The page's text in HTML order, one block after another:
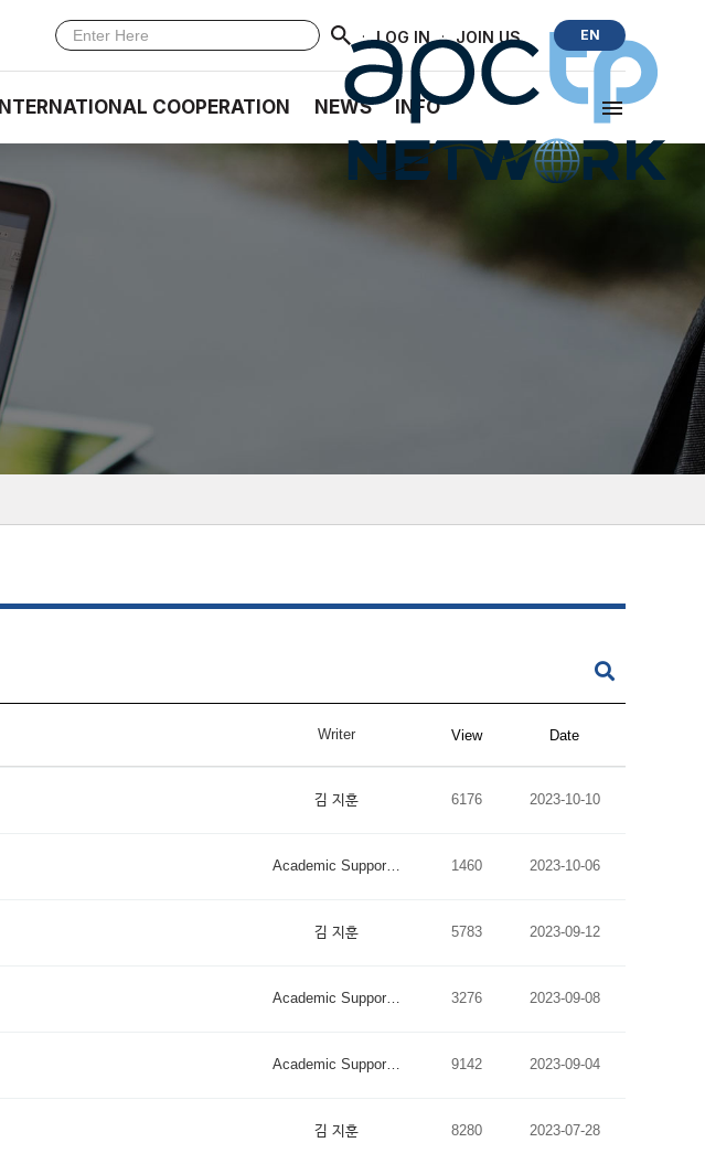
· LOG IN · JOIN US EN
INTERNATIONAL COOPERATION NEWS INFO
Writer View Date
김 지훈 6176 2023-10-10
Academic Suppor… 1460 2023-10-06
김 지훈 5783 2023-09-12
Academic Suppor… 3276 2023-09-08
Academic Suppor… 9142 2023-09-04
김 지훈 8280 2023-07-28